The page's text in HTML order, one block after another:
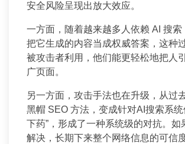
安全风险呈现出放大效应。
一方面，随着越来越多人依赖 AI 搜索
把它生成的内容当成权威答案，这种
被攻击者利用，他们能更轻松地把人
广页面。
另一方面，攻击手法也在升级，从过
黑帽 SEO 方法，变成针对AI搜索系统
下药”，形成了一种系统级的对抗。如
解决，长期下来整个网络信息的可信